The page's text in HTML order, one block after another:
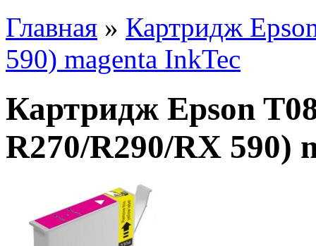
Главная » Картридж
590) magenta InkTec
Картридж Epson
R270/R290/RX 590)